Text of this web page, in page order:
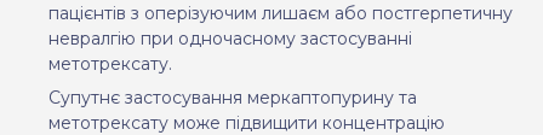
пацієнтів з оперізуючим лишаєм або постгерпетичну
невралгію при одночасному застосуванні
метотрексату.
Супутнє застосування меркаптопурину та
метотрексату може підвищити концентрацію